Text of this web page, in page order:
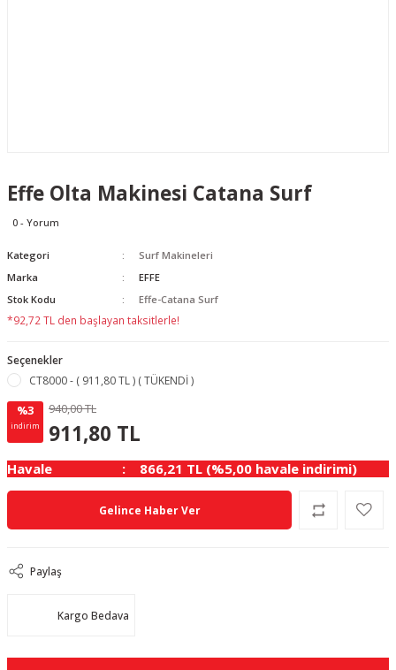
Effe Olta Makinesi Catana Surf
0 - Yorum
Kategori
Surf Makineleri
Marka
EFFE
Stok Kodu
Effe-Catana Surf
*92,72 TL den başlayan taksitlerle!
Seçenekler
CT8000 - ( 911,80 TL ) ( TÜKENDİ )
%3
indirim
940,00 TL
911,80 TL
Havale 866,21 TL (%5,00 havale indirimi)
Gelince Haber Ver
Paylaş
Kargo Bedava